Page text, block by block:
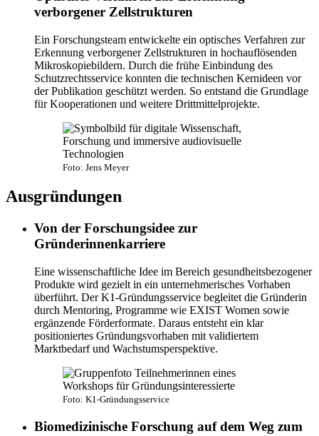
verborgener Zellstrukturen
Ein Forschungsteam entwickelte ein optisches Verfahren zur
Erkennung verborgener Zellstrukturen in hochauflösenden
Mikroskopiebildern. Durch die frühe Einbindung des
Schutzrechtsservice konnten die technischen Kernideen vor
der Publikation geschützt werden. So entstand die Grundlage
für Kooperationen und weitere Drittmittelprojekte.
Foto: Jens Meyer
Ausgründungen
Von der Forschungsidee zur
Gründerinnenkarriere
Eine wissenschaftliche Idee im Bereich gesundheitsbezogener
Produkte wird gezielt in ein unternehmerisches Vorhaben
überführt. Der K1-Gründungsservice begleitet die Gründerin
durch Mentoring, Programme wie EXIST Women sowie
ergänzende Förderformate. Daraus entsteht ein klar
positioniertes Gründungsvorhaben mit validiertem
Marktbedarf und Wachstumsperspektive.
Foto: K1-Gründungsservice
Biomedizinische Forschung auf dem Weg zum